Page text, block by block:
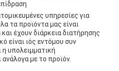
υπηρεσίες για
τα προϊόντα μας είναι
έχουν διάρκεια διατήρησης
είναι ιός εντόμου συν
υπολειμματική
με το προϊόν.